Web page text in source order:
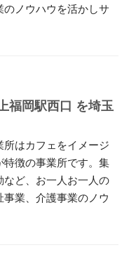
ノウハウを活かしサ
福岡駅西口 を埼玉
はカフェをイメージ
特徴の事業所です。集
ど、お一人お一人の
業、介護事業のノウ